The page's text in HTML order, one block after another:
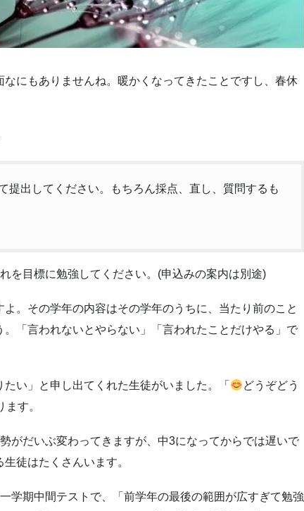
にもありませんね。暖かくなってきたことですし、春休
提出してください。もちろん採点、直し、質問するも
を目標に勉強してください。(申込みの案内は別途)
。その学年の内容はその学年のうちに、当たり前のこと
「言われないとやらない」「言われたことだけやる」で
い」と申し出てくれた生徒がいました。「
どうぞどう
す。
がだいぶ変わってきますが、中3になってからでは遅いで
徒はたくさんいます。
学期中間テストで、「前学年の最後の範囲が広すぎて勉強